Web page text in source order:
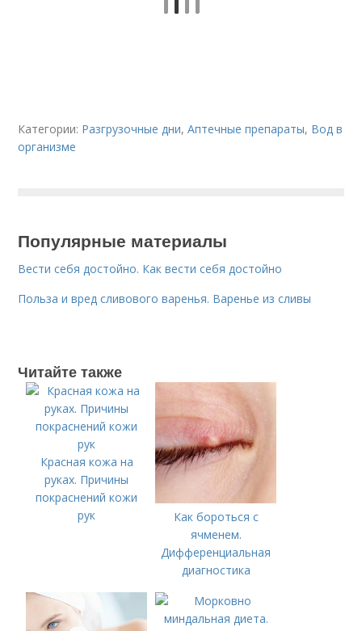
Категории: Разгрузочные дни,Аптечные препараты, Вод в
организме
Популярные материалы
Вести себя достойно. Как вести себя достойно
Польза и вред сливового варенья. Варенье из сливы
Читайте также
Красная кожа на
руках. Причины
покраснений кожи
рук
Как бороться с
ячменем.
Дифференциальная
диагностика